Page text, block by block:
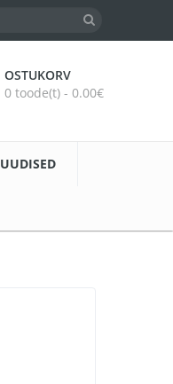
OSTUKORV
0 toode(t) - 0.00€
UUDISED